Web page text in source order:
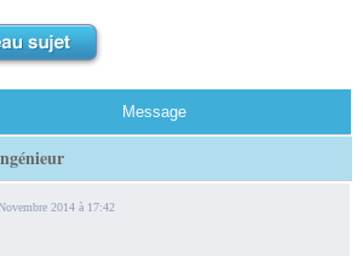
Message
2014 à 17:42